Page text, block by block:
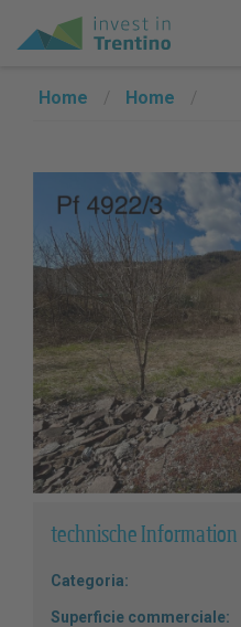
Home / Home /
technische Information
Categoria:
Superficie commerciale: